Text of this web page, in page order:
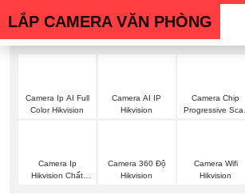
LẮP CAMERA VĂN PHÒNG
Camera Ip AI Full
Color Hikvision
Camera AI IP
Hikvision
Camera Chip
Progressive Scan
Camera Ip
Hikvision Chất
Camera 360 Độ
Hikvision
Camera Wifi
Hikvision